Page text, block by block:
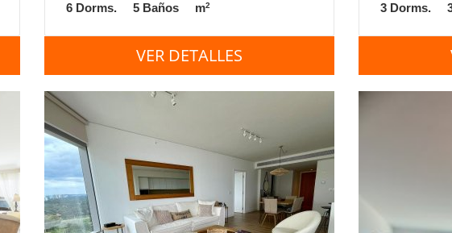
6 Dorms. 5 Baños m2
VER DETALLES
3 Dorms.